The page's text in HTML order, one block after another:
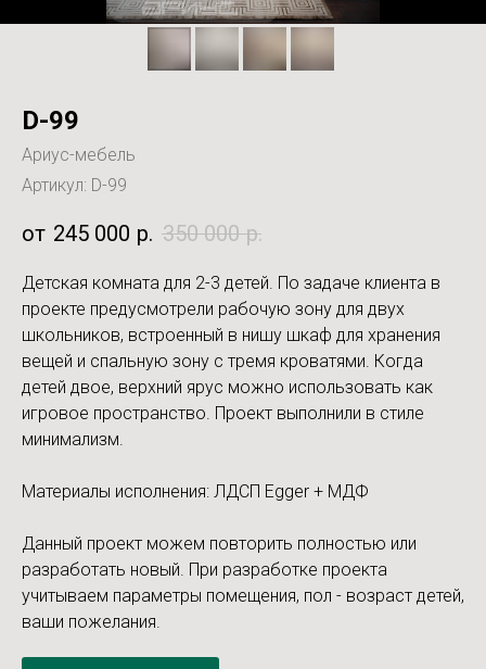
D-99
Ариус-мебель
Артикул: D-99
245 000 р. 350 000 р.
Детская комната для 2-3 детей. По задаче клиента в
проекте предусмотрели рабочую зону для двух
школьников, встроенный в нишу шкаф для хранения
вещей и спальную зону с тремя кроватями. Когда
детей двое, верхний ярус можно использовать как
игровое пространство. Проект выполнили в стиле
минимализм.
Материалы исполнения: ЛДСП Egger + МДФ
Данный проект можем повторить полностью или
разработать новый. При разработке проекта
учитываем параметры помещения, пол - возраст детей,
ваши пожелания.